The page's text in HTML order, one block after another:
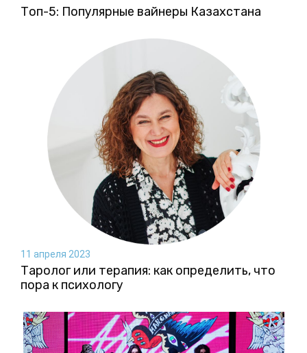
Топ-5: Популярные вайнеры Казахстана
11 апреля 2023
Таролог или терапия: как определить, что
пора к психологу